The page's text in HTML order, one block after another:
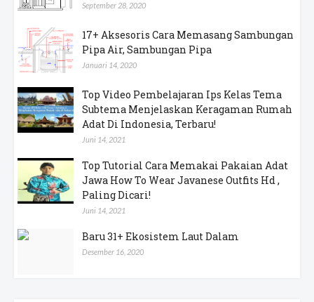
September 28, 2020
17+ Aksesoris Cara Memasang Sambungan
Pipa Air, Sambungan Pipa
Januari 14, 2020
Top Video Pembelajaran Ips Kelas Tema
Subtema Menjelaskan Keragaman Rumah
Adat Di Indonesia, Terbaru!
Juni 14, 2021
Top Tutorial Cara Memakai Pakaian Adat
Jawa How To Wear Javanese Outfits Hd ,
Paling Dicari!
Juni 14, 2021
Baru 31+ Ekosistem Laut Dalam
Desember 16, 2020